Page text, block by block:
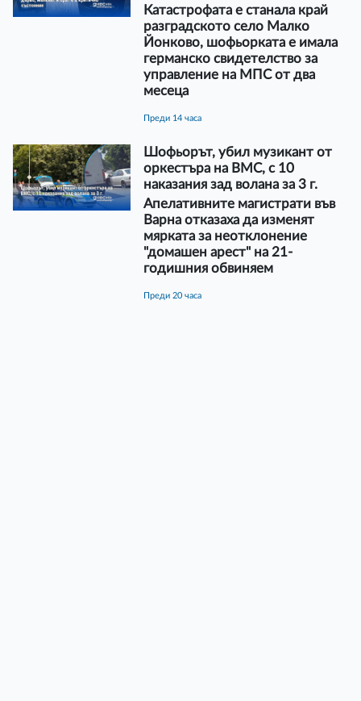
Катастрофата е станала край
разградското село Малко
Йонково, шофьорката е имала
германско свидетелство за
управление на МПС от два
месеца
преди 14 часа
Шофьорът, убил музикант от
оркестъра на ВМС, с 10
наказания зад волана за 3 г.
Апелативните магистрати във
Варна отказаха да изменят
мярката за неотклонение
"домашен арест" на 21-
годишния обвиняем
преди 20 часа